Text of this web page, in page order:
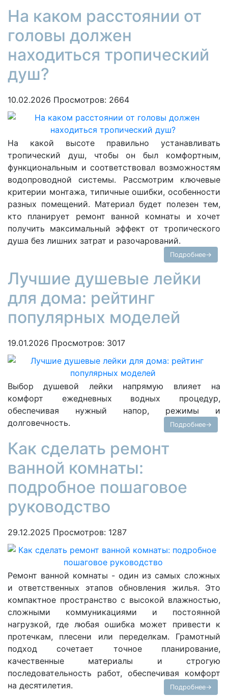
На каком расстоянии от
головы должен
находиться тропический
душ?
10.02.2026 Просмотров: 2664
На какой высоте правильно устанавливать
тропический душ, чтобы он был комфортным,
функциональным и соответствовал возможностям
водопроводной системы. Рассмотрим ключевые
критерии монтажа, типичные ошибки, особенности
разных помещений. Материал будет полезен тем,
кто планирует ремонт ванной комнаты и хочет
получить максимальный эффект от тропического
душа без лишних затрат и разочарований.
Подробнее→
Лучшие душевые лейки
для дома: рейтинг
популярных моделей
19.01.2026 Просмотров: 3017
Выбор душевой лейки напрямую влияет на
комфорт ежедневных водных процедур,
обеспечивая нужный напор, режимы и
долговечность.
Подробнее→
Как сделать ремонт
ванной комнаты:
подробное пошаговое
руководство
29.12.2025 Просмотров: 1287
Ремонт ванной комнаты - один из самых сложных
и ответственных этапов обновления жилья. Это
компактное пространство с высокой влажностью,
сложными коммуникациями и постоянной
нагрузкой, где любая ошибка может привести к
протечкам, плесени или переделкам. Грамотный
подход сочетает точное планирование,
качественные материалы и строгую
последовательность работ, обеспечивая комфорт
на десятилетия.
Подробнее→